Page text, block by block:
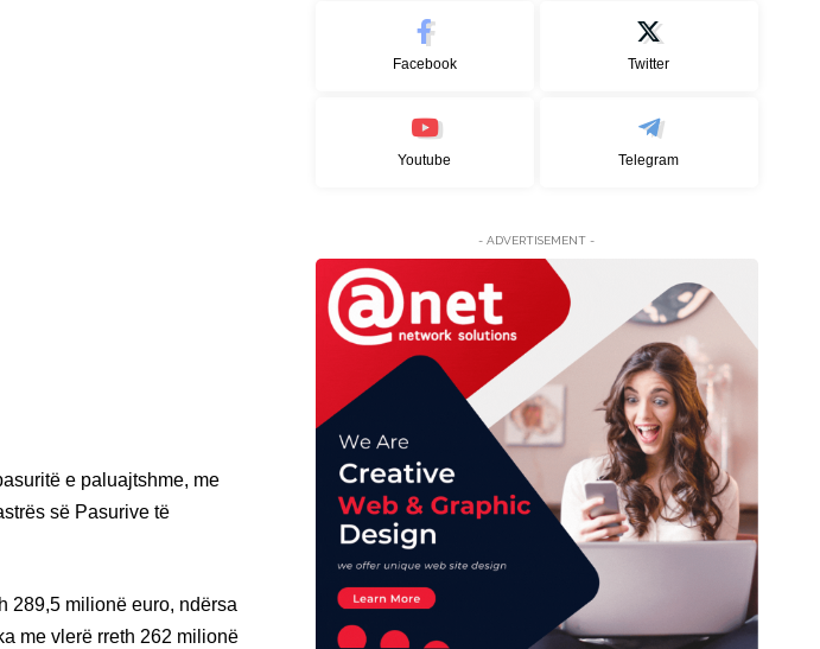
e paluajtshme, me
së Pasurive të
289,5 milionë euro, ndërsa
me vlerë rreth 262 milionë
Facebook Twitter
Youtube Telegram
- ADVERTISEMENT -